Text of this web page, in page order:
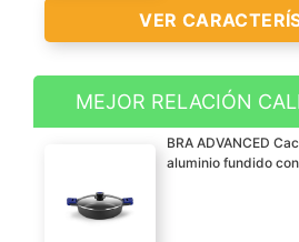
VER
Aluminio fundido
Apta para todo tipo de
inducción
MEJOR RELACIÓN
BRA ADVANCED
aluminio fundido